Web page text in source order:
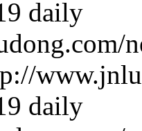
daily
daily